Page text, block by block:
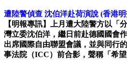
遭陸警偵查 沈伯洋赴荷演說 (香港
【明報專訊】上月遭大陸警方以「
灣立委沈伯洋，繼日前赴德國國會
出席國際自由聯盟會議，並與同行
事法院（ICC）前合影，聲稱「希